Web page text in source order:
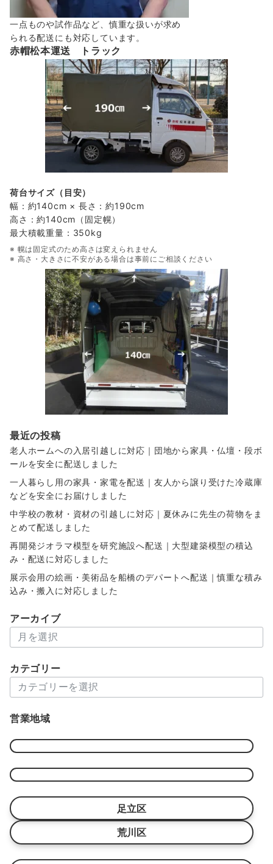
一点ものや試作品など、慎重な扱いが求め
られる配送にも対応しています。
赤帽松本運送 トラック
荷台サイズ（目安）
幅：約140cm × 長さ：約190cm
高さ：約140cm（固定幌）
最大積載重量：350kg
※ 幌は固定式のため高さは変えられません
※ 高さ・大きさに不安がある場合は事前にご相談ください
最近の投稿
老人ホームへの入居引越しに対応｜団地から家具・仏壇・段ボ
ールを安全に配送しました
一人暮らし用の家具・家電を配送｜友人から譲り受けた冷蔵庫
などを安全にお届けしました
中学校の教材・資材の引越しに対応｜夏休みに先生の荷物をま
とめて配送しました
再開発ジオラマ模型を研究施設へ配送｜大型建築模型の積込
み・配送に対応しました
展示会用の絵画・美術品を船橋のデパートへ配送｜慎重な積み
込み・搬入に対応しました
アーカイブ
ー
イ
カテゴリー
テ
リ
営業地域
足立区
荒川区